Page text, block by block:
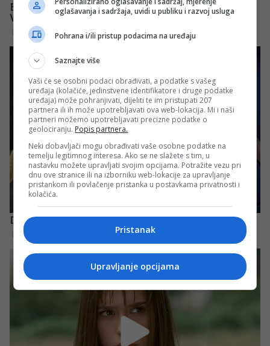
oglašavanja i sadržaja, uvidi u publiku i razvoj usluga
Pohrana i/ili pristup podacima na uređaju
Saznajte više
Vaši će se osobni podaci obrađivati, a podatke s vašeg
uređaja (kolačiće, jedinstvene identifikatore i druge podatke
uređaja) može pohranjivati, dijeliti te im pristupati 207
partnera ili ih može upotrebljavati ova web-lokacija. Mi i naši
partneri možemo upotrebljavati precizne podatke o
geolociranju. Popis partnera.
Neki dobavljači mogu obrađivati vaše osobne podatke na
temelju legitimnog interesa. Ako se ne slažete s tim, u
nastavku možete upravljati svojim opcijama. Potražite vezu pri
dnu ove stranice ili na izborniku web-lokacije za upravljanje
pristankom ili povlačenje pristanka u postavkama privatnosti i
kolačića.
Pristanak
Upravljanje opcijama